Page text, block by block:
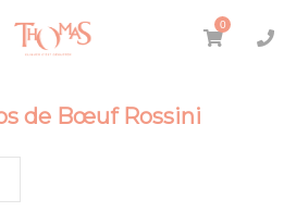
0
de Bœuf Rossini